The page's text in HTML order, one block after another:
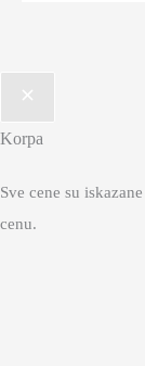
Korpa
Sve cene su
cenu.